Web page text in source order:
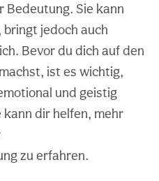
Bedeutung. Sie kann
jedoch auch
Bevor du dich auf den
ist es wichtig,
und geistig
dir helfen, mehr
zu erfahren.